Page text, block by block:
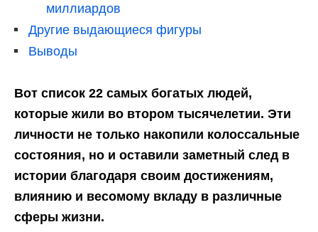
миллиардов
Другие выдающиеся фигуры
Выводы
Вот список 22 самых богатых людей,
которые жили во втором тысячелетии. Эти
личности не только накопили колоссальные
состояния, но и оставили заметный след в
истории благодаря своим достижениям,
влиянию и весомому вкладу в различные
сферы жизни.